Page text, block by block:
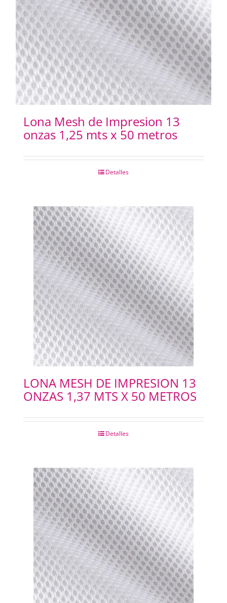
PAPELES
PANTOGRAFOS
HYDROGEL
IMPRESION 3D
IMPRESORAS PLOTERS
INSUMOS FOTOCOPIADORAS
SELLOS Y SELLADORAS
PORTABANNERS
PLACAS RIGIDAS
CARTELERIA
CHAPAS METALICAS
IMANES
Lona Mesh de Impresion 13
onzas 1,25 mts x 50 metros
Detalles
LONA MESH DE IMPRESION 13
ONZAS 1,37 MTS X 50 METROS
Detalles